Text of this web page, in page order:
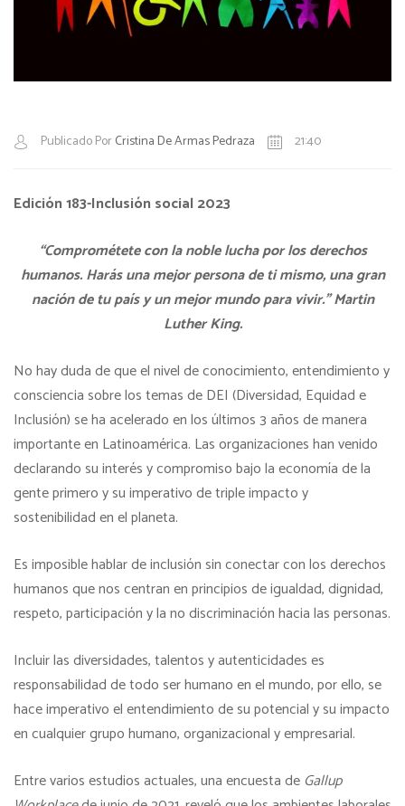
Publicado PorCristina De Armas Pedraza 21:40
Edición 183-Inclusión social 2023
“Comprométete con la noble lucha por los derechos
humanos. Harás una mejor persona de ti mismo, una gran
nación de tu país y un mejor mundo para vivir.” Martin
Luther King.
No hay duda de que el nivel de conocimiento, entendimiento y
consciencia sobre los temas de DEI (Diversidad, Equidad e
Inclusión) se ha acelerado en los últimos 3 años de manera
importante en Latinoamérica. Las organizaciones han venido
declarando su interés y compromiso bajo la economía de la
gente primero y su imperativo de triple impacto y
sostenibilidad en el planeta.
Es imposible hablar de inclusión sin conectar con los derechos
humanos que nos centran en principios de igualdad, dignidad,
respeto, participación y la no discriminación hacia las personas.
Incluir las diversidades, talentos y autenticidades es
responsabilidad de todo ser humano en el mundo, por ello, se
hace imperativo el entendimiento de su potencial y su impacto
en cualquier grupo humano, organizacional y empresarial.
Entre varios estudios actuales, una encuesta de Gallup